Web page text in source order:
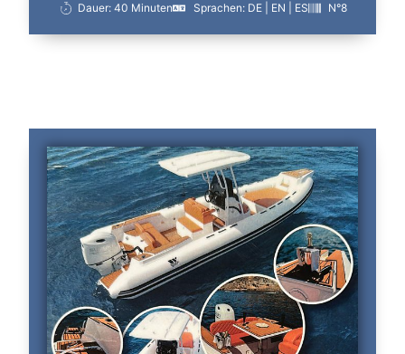
Dauer: 40 Minuten Sprachen: DE | EN | ES N°8